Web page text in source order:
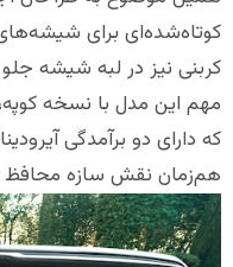
کوتاه‌شده‌ای برای
کربنی نیز در لبه شیشه
مهم این مدل با نسخه
که دارای دو برآمدگی
هم‌زمان نقش سازه محافظ